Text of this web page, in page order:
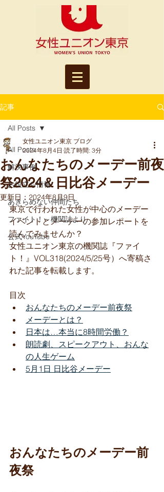
記事
All Posts
解決事例
お役立ち情報
あきらめない仲間たち
ファイト！～機関誌より
公式YouTube
All Posts
おんなたちのメーデー前夜
祭2024＆日比谷メーデー
女性ユニオン東京 ブログ
2024年8月4日 読了時間: 3分
更新日： 2024年8月9日
東京で行われた女性が中心のメーデー
イベントとメーデーの参加レポートを
読んでみませんか？
女性ユニオン東京の機関誌『ファイ
ト！』VOL318(2024/5/25号）へ寄稿さ
れた記事を転載します。
目次
おんなたちのメーデー前夜祭
メーデーとは？
日本は…本当に8時間労働？
朗読劇、スピークアウト、おんな
の人生ゲーム
5月1日 日比谷メーデー
おんなたちのメーデー前
夜祭